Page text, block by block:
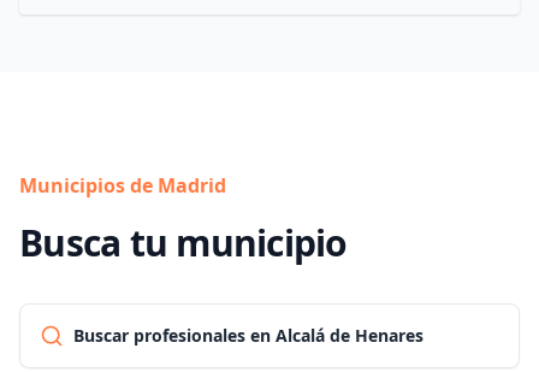
Municipios de Madrid
Busca tu municipio
Buscar profesionales en Alcalá de Henares